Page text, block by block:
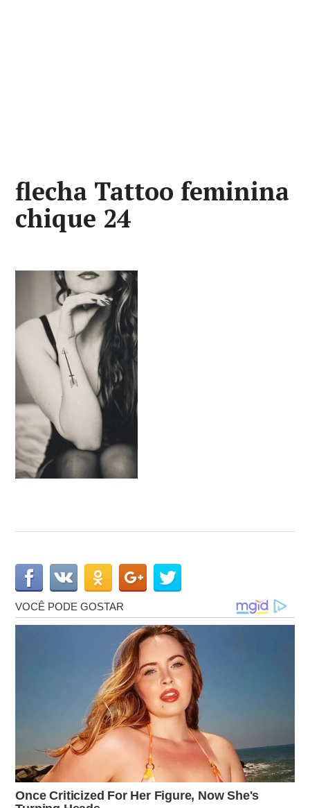
flecha Tattoo feminina
chique 24